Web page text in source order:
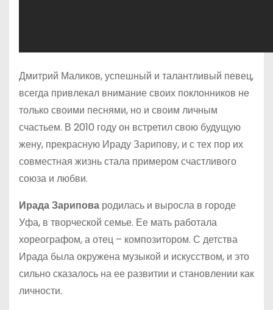
Дмитрий Маликов, успешный и талантливый певец,
всегда привлекал внимание своих поклонников не
только своими песнями, но и своим личным
счастьем. В 2010 году он встретил свою будущую
жену, прекрасную Ираду Зарипову, и с тех пор их
совместная жизнь стала примером счастливого
союза и любви.
Ирада Зарипова родилась и выросла в городе
Уфа, в творческой семье. Ее мать работала
хореографом, а отец – композитором. С детства
Ирада была окружена музыкой и искусством, и это
сильно сказалось на ее развитии и становлении как
личности.